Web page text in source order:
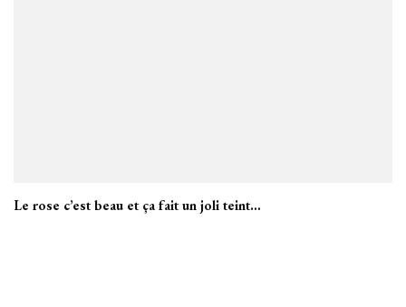
Le rose c’est beau et ça fait un joli teint…